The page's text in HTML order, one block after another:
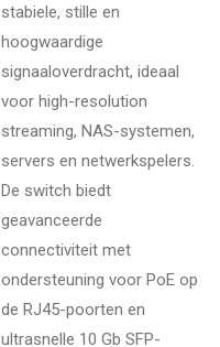
stabiele, stille en
hoogwaardige
signaaloverdracht, ideaal
voor high-resolution
streaming, NAS-systemen,
servers en netwerkspelers.
De switch biedt
geavanceerde
connectiviteit met
ondersteuning voor PoE op
de RJ45-poorten en
ultrasnelle 10 Gb SFP-